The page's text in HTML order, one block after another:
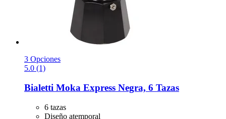
3 Opciones
5.0 (1)
Bialetti Moka Express Negra, 6 Tazas
6 tazas
Diseño atemporal